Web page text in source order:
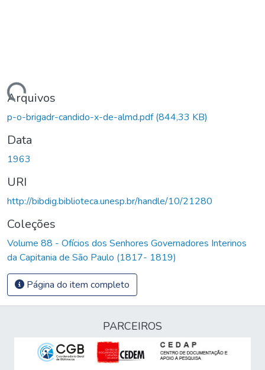
Carregando...
Arquivos
p-o-brigadr-candido-x-de-almd.pdf(844,33 KB)
Data
1963
URI
http://bibdig.biblioteca.unesp.br/handle/10/21280
Coleções
Volume 88 - Ofícios dos Senhores Governadores Interinos
da Capitania de São Paulo (1817- 1819)
Página do item completo
PARCEIROS